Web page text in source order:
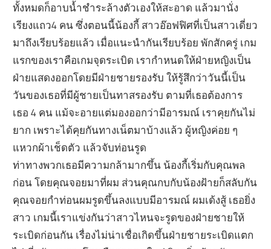
ทั้งหมดก็อาบน้ำชำระล้างตัวเองให้สะอาด แล้วมานั่ง
เรียงแถว4 คน ซึ่งตอนนี้น้องกี้ สาวอ๊อฟฟิศที่เป็นสาวเดี่ยว
มาถึงเรียบร้อยแล้ว เมื่อแนะนำกันเรียบร้อย พักสักครู่ เกม
แรกของเราคือเกมจุดระเบิด เรากำหนดให้ฝ่ายหญิงเป็น
ฝ่ายแสดงออกโดยมีฝ่ายชายรองรับ ให้รู้สึกว่าวันนี้เป็น
วันของเธอที่มีผู้ชายเป็นทาสรองรับ ตามที่เธอต้องการ
เธอ 4 คน แม้จะอายแต่มองออกว่ามีอารมณ์ เราคุยกันไม่
ยาก เพราะได้คุยกันทางเน็ตมาบ้างแล้ว ผู้หญิงค่อย ๆ
แหวกผ้าเช็ดตัว แล้วจับท่อนรูด
ท่าทางพวกเธอมีความกล้ามากขึ้น น้องกี้เริ่มกับคุณพล
ก่อน โดยคุณจอยมาที่ผม ส่วนคุณกบกับน้องฝ้ายก็สลับกัน
คุณจอยกำท่อนผมรูดขึ้นลงแบบมีอารมณ์ ผมเด้งสู้ เธอยิ่ง
สาว เกมนี้เราแข่งกันว่าสาวไหนจะรูดของฝ่ายชายให้
ระเบิดก่อนกัน เรื่องไม่น่าเชื่อเกิดขึ้นฝ่ายชายระเบิดแตก